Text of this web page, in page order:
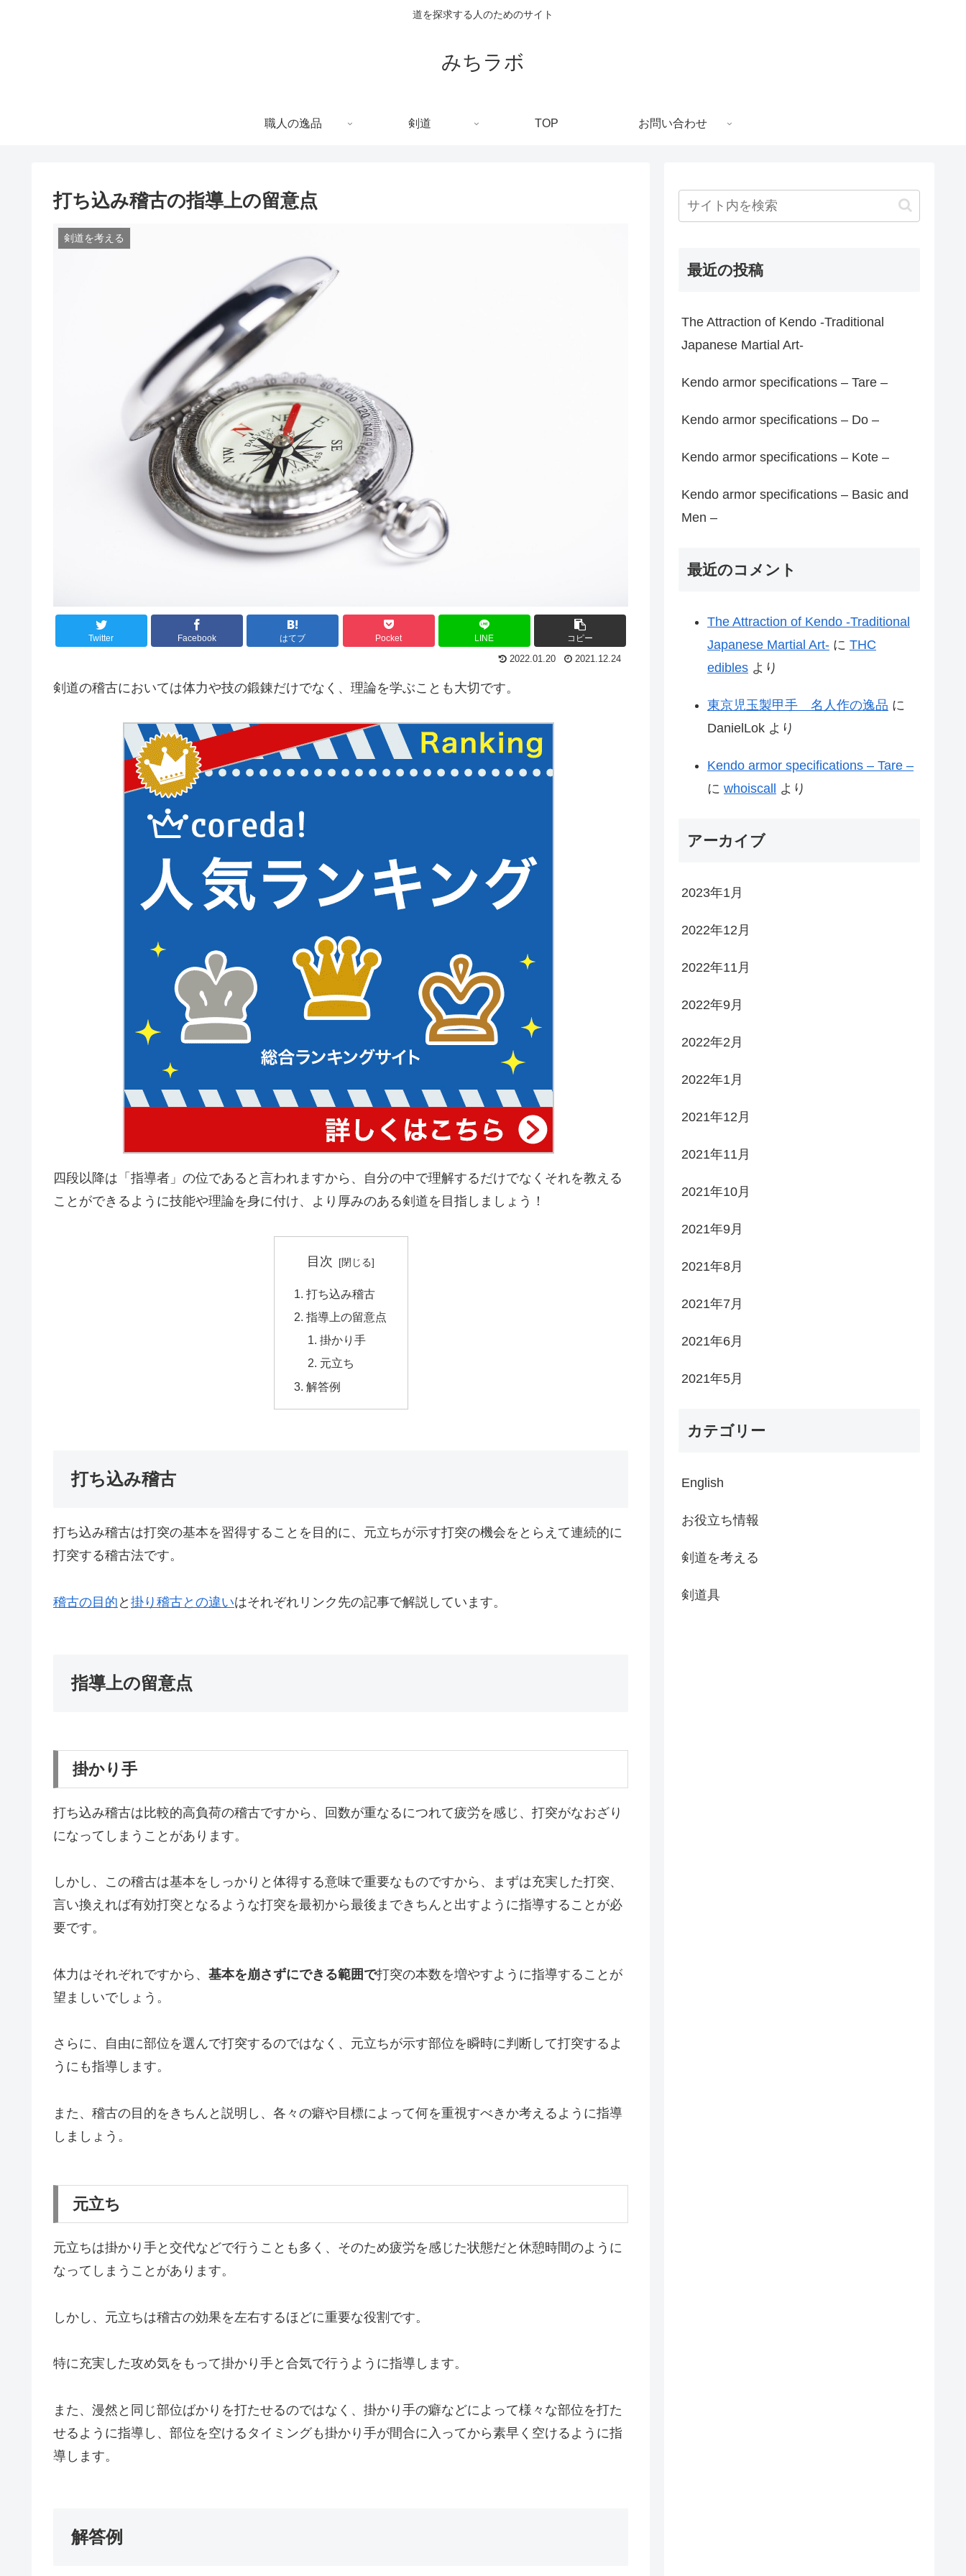
道を探求する人のためのサイト
みちラボ
職人の逸品 剣道 TOP お問い合わせ
打ち込み稽古の指導上の留意点
剣道を考える
Twitter Facebook はてブ Pocket LINE コピー
2022.01.20 2021.12.24
剣道の稽古においては体力や技の鍛錬だけでなく、理論を学ぶことも大切です。
四段以降は「指導者」の位であると言われますから、自分の中で理解するだけでなくそれを教える
ことができるように技能や理論を身に付け、より厚みのある剣道を目指しましょう！
目次
打ち込み稽古
指導上の留意点
掛かり手
元立ち
解答例
打ち込み稽古
打ち込み稽古は打突の基本を習得することを目的に、元立ちが示す打突の機会をとらえて連続的に
打突する稽古法です。
稽古の目的 と 掛り稽古との違いはそれぞれリンク先の記事で解説しています。
指導上の留意点
掛かり手
打ち込み稽古は比較的高負荷の稽古ですから、回数が重なるにつれて疲労を感じ、打突がなおざり
になってしまうことがあります。
しかし、この稽古は基本をしっかりと体得する意味で重要なものですから、まずは充実した打突、
言い換えれば有効打突となるような打突を最初から最後まできちんと出すように指導することが必
要です。
体力はそれぞれですから、 基本を崩さずにできる範囲で打突の本数を増やすように指導することが
望ましいでしょう。
さらに、自由に部位を選んで打突するのではなく、元立ちが示す部位を瞬時に判断して打突するよ
うにも指導します。
また、稽古の目的をきちんと説明し、各々の癖や目標によって何を重視すべきか考えるように指導
しましょう。
元立ち
元立ちは掛かり手と交代などで行うことも多く、そのため疲労を感じた状態だと休憩時間のように
なってしまうことがあります。
しかし、元立ちは稽古の効果を左右するほどに重要な役割です。
特に充実した攻め気をもって掛かり手と合気で行うように指導します。
また、漫然と同じ部位ばかりを打たせるのではなく、掛かり手の癖などによって様々な部位を打た
せるように指導し、部位を空けるタイミングも掛かり手が間合に入ってから素早く空けるように指
導します。
解答例
最近の投稿
The Attraction of Kendo -Traditional
Japanese Martial Art-
Kendo armor specifications – Tare –
Kendo armor specifications – Do –
Kendo armor specifications – Kote –
Kendo armor specifications – Basic and
Men –
最近のコメント
The Attraction of Kendo -Traditional
Japanese Martial Art- に THC
edibles より
東京児玉製甲手 名人作の逸品 に
DanielLok より
Kendo armor specifications – Tare –
に whoiscall より
アーカイブ
2023年1月
2022年12月
2022年11月
2022年9月
2022年2月
2022年1月
2021年12月
2021年11月
2021年10月
2021年9月
2021年8月
2021年7月
2021年6月
2021年5月
カテゴリー
English
お役立ち情報
剣道を考える
剣道具